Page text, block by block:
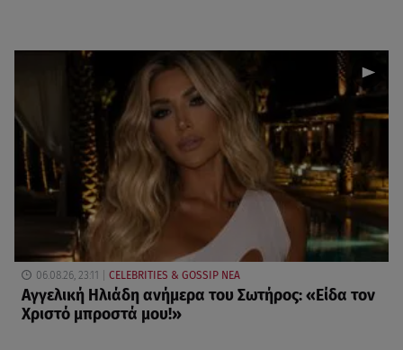
06.08.26, 23:11 CELEBRITIES & GOSSIP ΝΕΑ
Αγγελική Ηλιάδη ανήμερα του Σωτήρος: «Είδα τον
Χριστό μπροστά μου!»